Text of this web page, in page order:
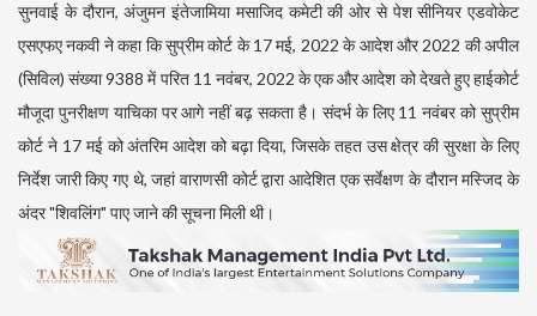
सुनवाई के दौरान, अंजुमन इंतेजामिया मसाजिद कमेटी की ओर से पेश सीनियर एडवोकेट
एसएफए नकवी ने कहा कि सुप्रीम कोर्ट के 17 मई, 2022 के आदेश और 2022 की अपील
(सिविल) संख्या 9388 में परित 11 नवंबर, 2022 के एक और आदेश को देखते हुए हाईकोर्ट
मौजूदा पुनरीक्षण याचिका पर आगे नहीं बढ़ सकता है। संदर्भ के लिए 11 नवंबर को सुप्रीम
कोर्ट ने 17 मई को अंतरिम आदेश को बढ़ा दिया, जिसके तहत उस क्षेत्र की सुरक्षा के लिए
निर्देश जारी किए गए थे, जहां वाराणसी कोर्ट द्वारा आदेशित एक सर्वेक्षण के दौरान मस्जिद के
अंदर "शिवलिंग" पाए जाने की सूचना मिली थी।